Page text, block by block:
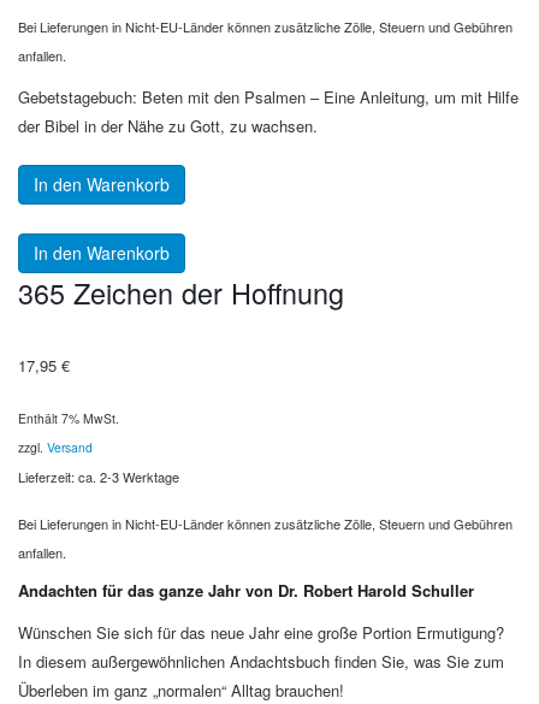
Bei Lieferungen in Nicht-EU-Länder können zusätzliche Zölle, Steuern und Gebühren
anfallen.
Gebetstagebuch: Beten mit den Psalmen – Eine Anleitung, um mit Hilfe
der Bibel in der Nähe zu Gott, zu wachsen.
In den Warenkorb
In den Warenkorb
365 Zeichen der Hoffnung
17,95 €
Enthält 7% MwSt.
zzgl. Versand
Lieferzeit: ca. 2-3 Werktage
Bei Lieferungen in Nicht-EU-Länder können zusätzliche Zölle, Steuern und Gebühren
anfallen.
Andachten für das ganze Jahr von Dr. Robert Harold Schuller
Wünschen Sie sich für das neue Jahr eine große Portion Ermutigung?
In diesem außergewöhnlichen Andachtsbuch finden Sie, was Sie zum
Überleben im ganz „normalen“ Alltag brauchen!